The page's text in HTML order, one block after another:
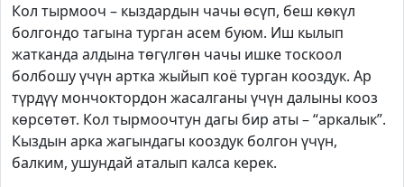
Кол тырмооч – кыздардын чачы өсүп, беш көкүл
болгондо тагына турган асем буюм. Иш кылып
жатканда алдына төгүлгөн чачы ишке тоскоол
болбошу үчүн артка жыйып коё турган кооздук. Ар
түрдүү мончоктордон жасалганы үчүн далыны кооз
көрсөтөт. Кол тырмоочтун дагы бир аты – “аркалык”.
Кыздын арка жагындагы кооздук болгон үчүн,
балким, ушундай аталып калса керек.